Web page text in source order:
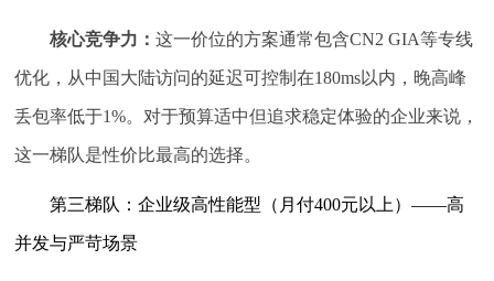
核心竞争力：这一价位的方案通常包含CN2 GIA等专线
优化，从中国大陆访问的延迟可控制在180ms以内，晚高峰
丢包率低于1%。对于预算适中但追求稳定体验的企业来说，
这一梯队是性价比最高的选择。
第三梯队：企业级高性能型（月付400元以上）——高
并发与严苛场景